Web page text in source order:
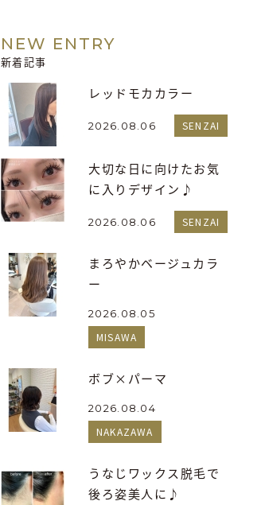
NEW ENTRY
新着記事
レッドモカカラー
2026.08.06 SENZAI
大切な日に向けたお気
に入りデザイン♪
2026.08.06 SENZAI
まろやかベージュカラ
ー
2026.08.05
MISAWA
ボブ×パーマ
2026.08.04
NAKAZAWA
うなじワックス脱毛で
後ろ姿美人に♪